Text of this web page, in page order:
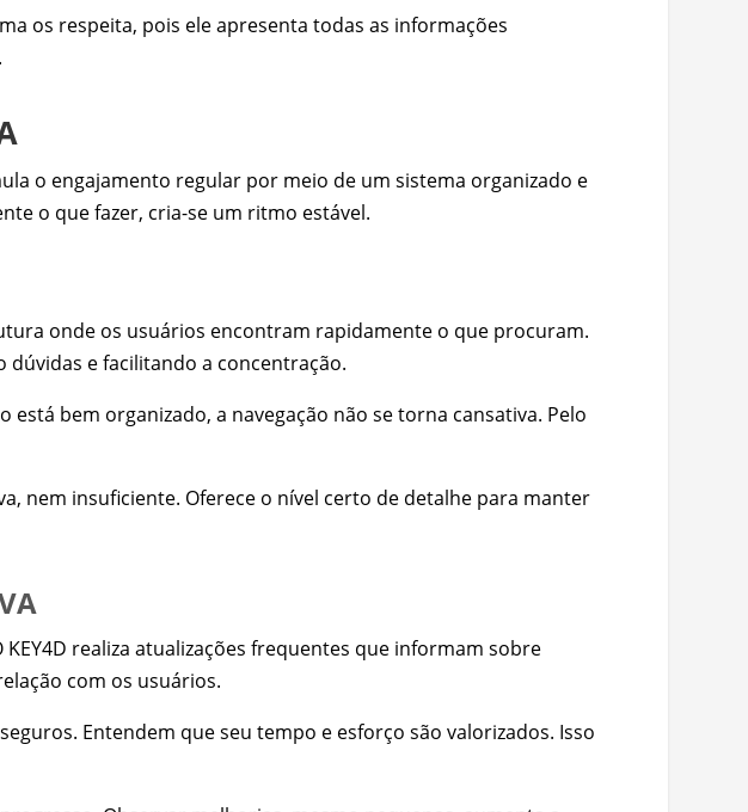
os respeita, pois ele apresenta todas as informações
o engajamento regular por meio de um sistema organizado e
o que fazer, cria-se um ritmo estável.
onde os usuários encontram rapidamente o que procuram.
dúvidas e facilitando a concentração.
bem organizado, a navegação não se torna cansativa. Pelo
nem insuficiente. Oferece o nível certo de detalhe para manter
realiza atualizações frequentes que informam sobre
com os usuários.
Entendem que seu tempo e esforço são valorizados. Isso